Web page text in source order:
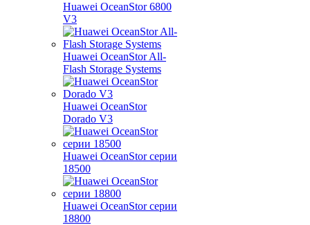
Huawei OceanStor 6800
V3
Huawei OceanStor All-
Flash Storage Systems
Huawei OceanStor
Dorado V3
Huawei OceanStor серии
18500
Huawei OceanStor серии
18800